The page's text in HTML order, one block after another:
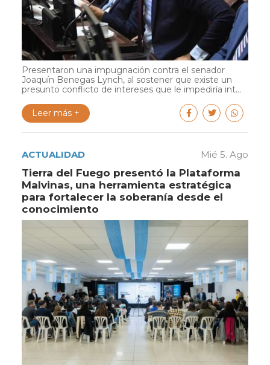
Presentaron una impugnación contra el senador
Joaquín Benegas Lynch, al sostener que existe un
presunto conflicto de intereses que le impediría int...
Leer más +
ACTUALIDAD Mié 5. Ago
Tierra del Fuego presentó la Plataforma
Malvinas, una herramienta estratégica
para fortalecer la soberanía desde el
conocimiento